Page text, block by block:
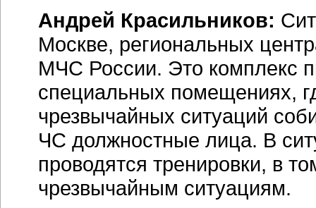
Андрей Красильников:
Москве, региональных
МЧС России. Это комплекс
специальных помещениях,
чрезвычайных ситуаций
ЧС должностные лица. В
проводятся тренировки, в
чрезвычайным ситуациям.